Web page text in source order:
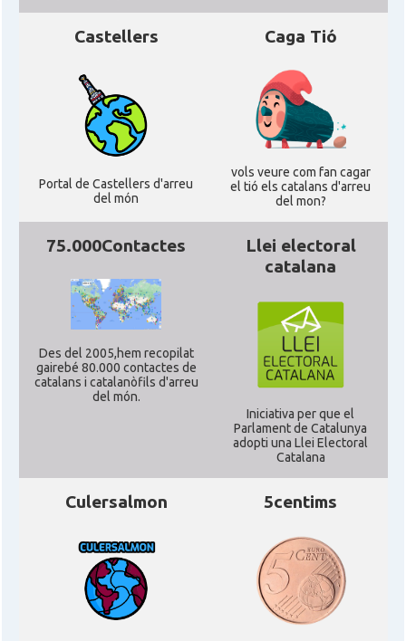
Castellers
Portal de Castellers d'arreu
del món
Caga Tió
vols veure com fan cagar
el tió els catalans d'arreu
del mon?
75.000Contactes
Des del 2005,hem recopilat
gairebé 80.000 contactes de
catalans i catalanòfils d'arreu
del món.
Llei electoral
catalana
Iniciativa per que el
Parlament de Catalunya
adopti una Llei Electoral
Catalana
Culersalmon 5centims